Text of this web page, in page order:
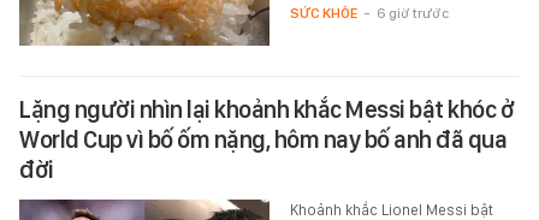
SỨC KHỎE - 6 giờ trước
Lặng người nhìn lại khoảnh khắc Messi bật khóc ở
World Cup vì bố ốm nặng, hôm nay bố anh đã qua
đời
Khoảnh khắc Lionel Messi bật